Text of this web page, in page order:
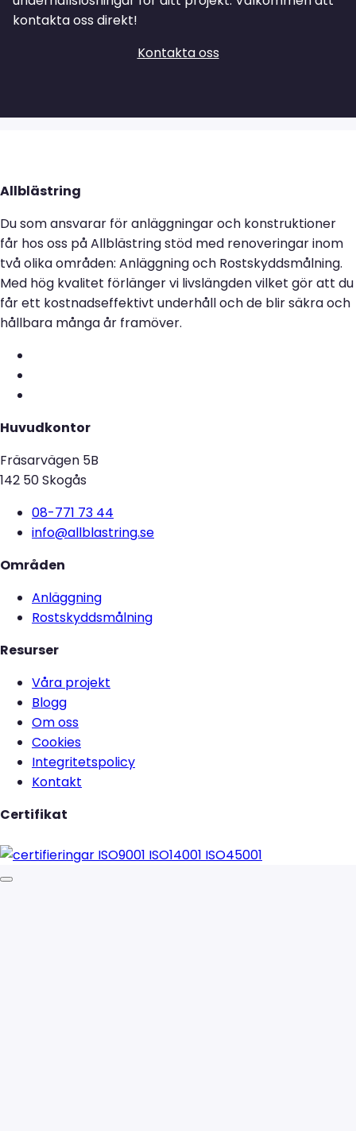
kontakta oss direkt!
Kontakta oss
Allblästring
Du som ansvarar för anläggningar och konstruktioner
får hos oss på Allblästring stöd med renoveringar inom
två olika områden: Anläggning och Rostskyddsmålning.
Med hög kvalitet förlänger vi livslängden vilket gör att du
får ett kostnadseffektivt underhåll och de blir säkra och
hållbara många år framöver.
Huvudkontor
Fräsarvägen 5B
142 50 Skogås
08-771 73 44
info@allblastring.se
Områden
Anläggning
Rostskyddsmålning
Resurser
Våra projekt
Blogg
Om oss
Cookies
Integritetspolicy
Kontakt
Certifikat